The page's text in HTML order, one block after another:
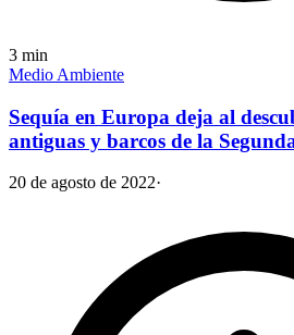
3 min
Medio Ambiente
Sequía en Europa deja al
antiguas y barcos de la
20 de agosto de 2022·